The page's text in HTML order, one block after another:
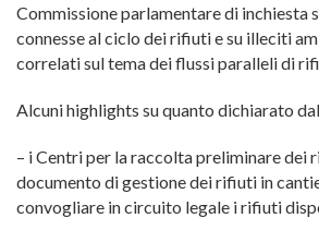
Commissione parlamentare di inchiesta
connesse al ciclo dei rifiuti e su illeciti
correlati sul tema dei flussi paralleli di
Alcuni highlights su quanto dichiarato
– i Centri per la raccolta preliminare dei
documento di gestione dei rifiuti in
convogliare in circuito legale i rifiuti